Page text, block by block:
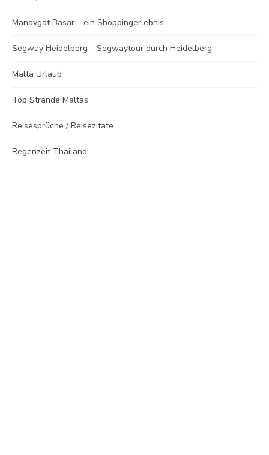
Manavgat Basar – ein Shoppingerlebnis
Segway Heidelberg – Segwaytour durch Heidelberg
Malta Urlaub
Top Strände Maltas
Reisesprüche / Reisezitate
Regenzeit Thailand